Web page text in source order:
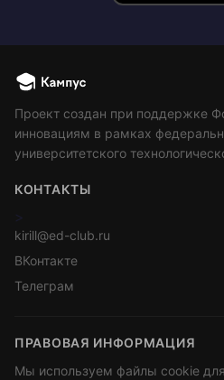
Проект создан при поддержке
инновациям в рамках
университетского
КОНТАКТЫ
>
kirill@ed-club.ru
ВКонтакте
Телеграм
ПРАВОВАЯ ИНФОРМАЦИЯ
Мы используем файлы cookie